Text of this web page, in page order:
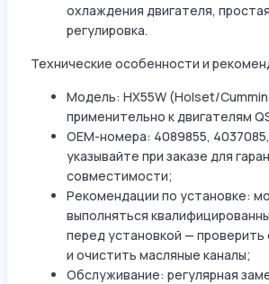
охлаждения двигателя,
регулировка.
Технические особенности и
Модель: HX55W (Holset/
применительно к двигателям
OEM-номера: 4089855,
указывайте при заказе для
совместимости;
Рекомендации по установке:
выполняться
перед установкой — проверить
и очистить масляные каналы;
Обслуживание: регулярная